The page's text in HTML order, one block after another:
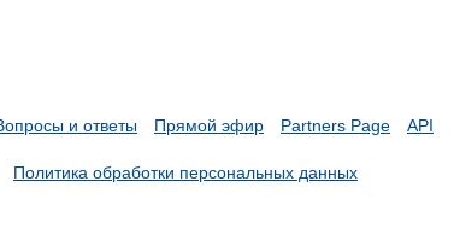
и ответы Прямой эфир Partners Page API
Политика обработки персональных данных